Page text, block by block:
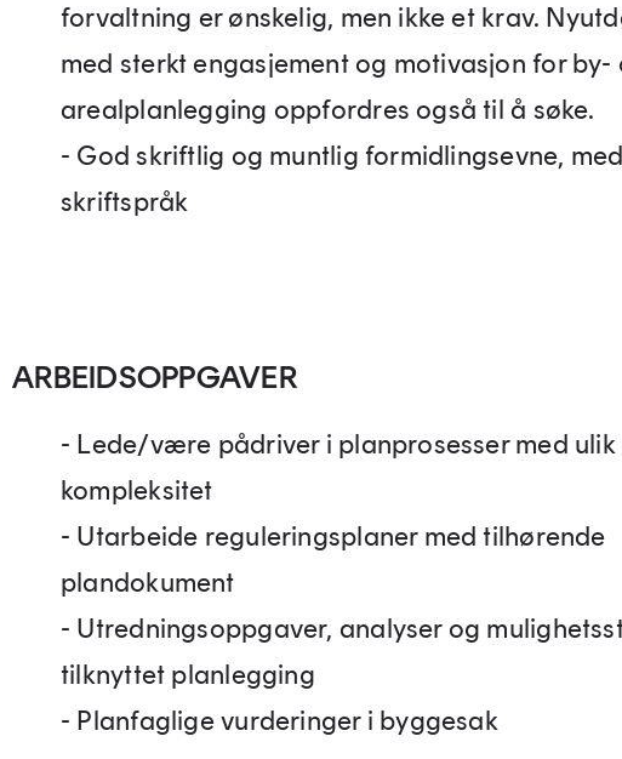
forvaltning er ønskelig, men ikke et krav.
med sterkt engasjement og motivasjon for by-
arealplanlegging oppfordres også til å søke.
- God skriftlig og muntlig formidlingsevne,
skriftspråk
ARBEIDSOPPGAVER
- Lede/være pådriver i planprosesser med
kompleksitet
- Utarbeide reguleringsplaner med tilhørende
plandokument
- Utredningsoppgaver, analyser og
tilknyttet planlegging
- Planfaglige vurderinger i byggesak